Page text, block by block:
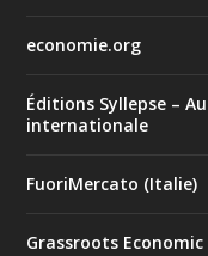
economie.org
Éditions Syllepse –
internationale
FuoriMercato (Italie)
Grassroots